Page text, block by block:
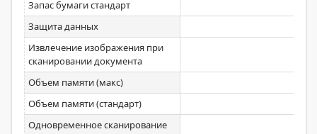
Запас бумаги стандарт
Защита данных
Извлечение изображения при
сканировании документа
Объем памяти (макс)
Объем памяти (стандарт)
Одновременное сканирование